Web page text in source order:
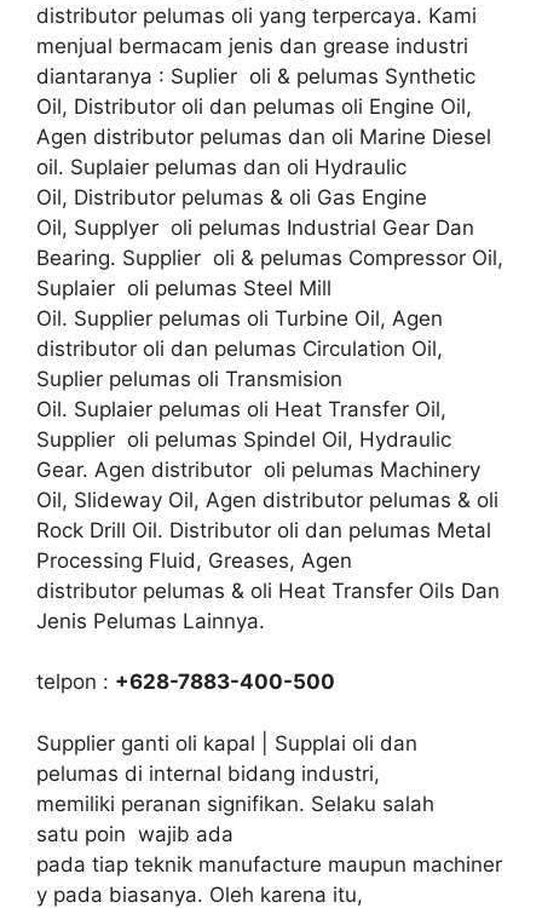
distributor pelumas oli yang terpercaya. Kami
menjual bermacam jenis dan grease industri
diantaranya : Suplier oli & pelumas Synthetic
Oil, Distributor oli dan pelumas oli Engine Oil,
Agen distributor pelumas dan oli Marine Diesel
oil. Suplaier pelumas dan oli Hydraulic
Oil, Distributor pelumas & oli Gas Engine
Oil, Supplyer oli pelumas Industrial Gear Dan
Bearing. Supplier oli & pelumas Compressor Oil,
Suplaier oli pelumas Steel Mill
Oil. Supplier pelumas oli Turbine Oil, Agen
distributor oli dan pelumas Circulation Oil,
Suplier pelumas oli Transmision
Oil. Suplaier pelumas oli Heat Transfer Oil,
Supplier oli pelumas Spindel Oil, Hydraulic
Gear. Agen distributor oli pelumas Machinery
Oil, Slideway Oil, Agen distributor pelumas & oli
Rock Drill Oil. Distributor oli dan pelumas Metal
Processing Fluid, Greases, Agen
distributor pelumas & oli Heat Transfer Oils Dan
Jenis Pelumas Lainnya.
telpon : +628-7883-400-500
Supplier ganti oli kapal | Supplai oli dan
pelumas di internal bidang industri,
memiliki peranan signifikan. Selaku salah
satu poin wajib ada
pada tiap teknik manufacture maupun machiner
y pada biasanya. Oleh karena itu,